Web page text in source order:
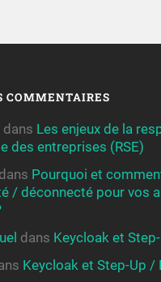
COMMENTAIRES
dans Les enjeux de la
des entreprises (RSE)
dans Pourquoi et
/ déconnecté pour vos
dans Keycloak et
Keycloak et Step-Up /